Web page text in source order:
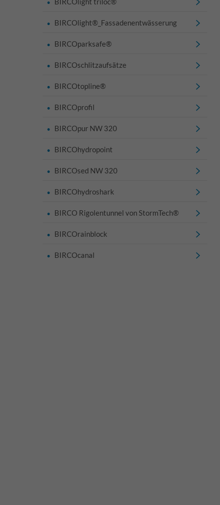
BIRCOlight®_Fassadenentwässerung
BIRCOparksafe®
BIRCOschlitzaufsätze
BIRCOtopline®
BIRCOprofil
BIRCOpur NW 320
BIRCOhydropoint
BIRCOsed NW 320
BIRCOhydroshark
BIRCO Rigolentunnel von StormTech®
BIRCOrainblock
BIRCOcanal